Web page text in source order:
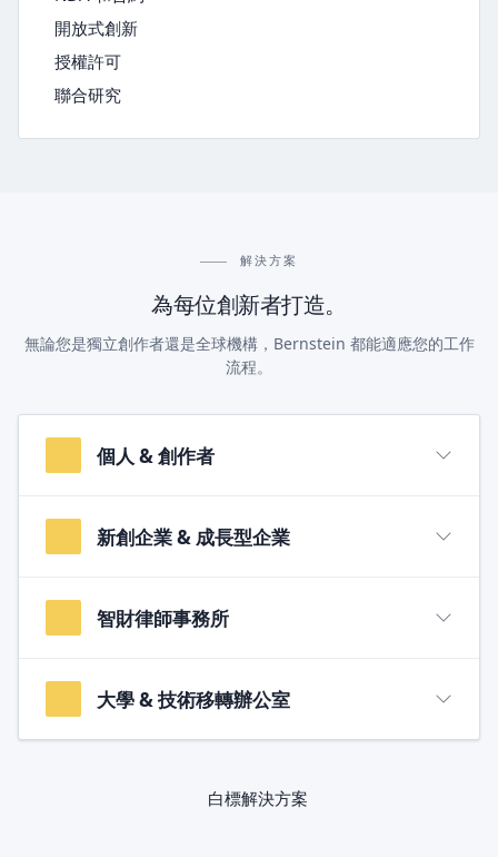
開放式創新
授權許可
聯合研究
解決方案
為每位創新者打造。
無論您是獨立創作者還是全球機構，Bernstein 都能適應您的工作
流程。
個人 & 創作者
新創企業 & 成長型企業
智財律師事務所
大學 & 技術移轉辦公室
白標解決方案